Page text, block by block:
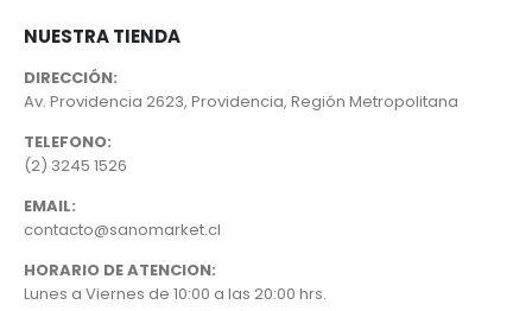
NUESTRA TIENDA
DIRECCIÓN:
Av. Providencia 2623, Providencia, Región Metropolitana
TELEFONO:
(2) 3245 1526
EMAIL:
contacto@sanomarket.cl
HORARIO DE ATENCION:
Lunes a Viernes de 10:00 a las 20:00 hrs.